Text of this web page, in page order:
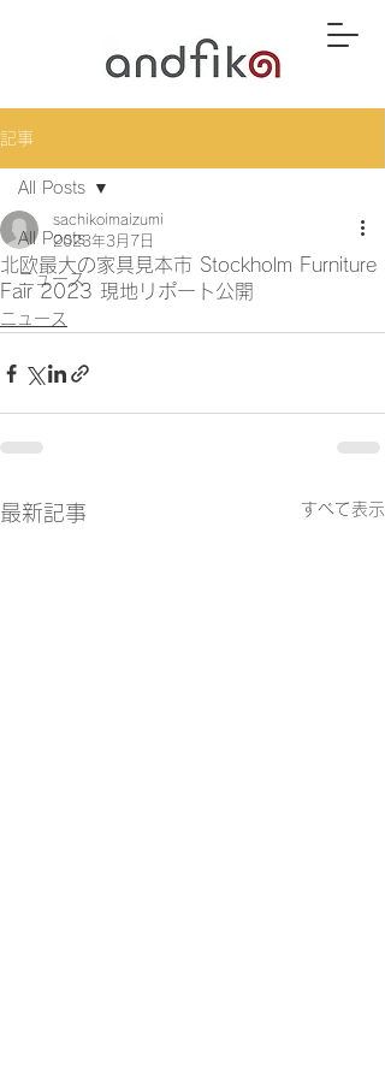
記事
All Posts
ニュース
All Posts
北欧最大の家具見本市 Stockholm Furniture
Fair 2023 現地リポート公開
sachikoimaizumi
2023年3月7日
ニュース
最新記事 すべて表示